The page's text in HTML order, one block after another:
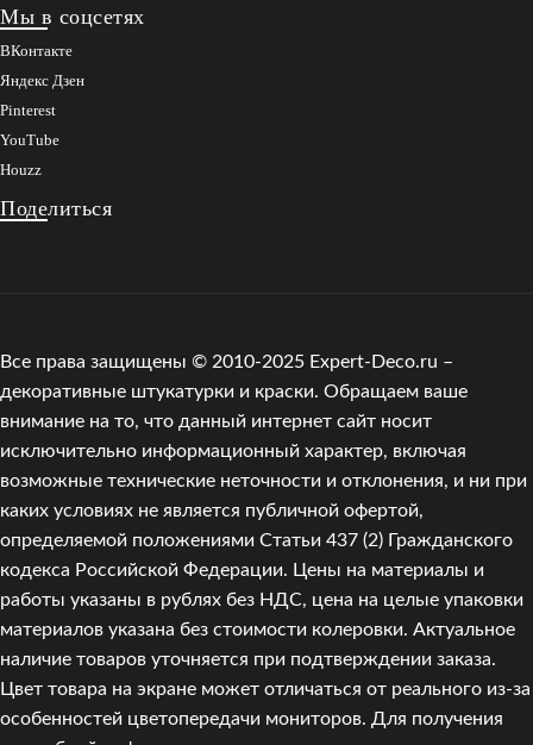
Мы в соцсетях
ВКонтакте
Яндекс Дзен
Pinterest
YouTube
Houzz
Поделиться
Все права защищены © 2010-2025 Expert-Deco.ru –
декоративные штукатурки и краски. Обращаем ваше
внимание на то, что данный интернет сайт носит
исключительно информационный характер, включая
возможные технические неточности и отклонения, и ни при
каких условиях не является публичной офертой,
определяемой положениями Статьи 437 (2) Гражданского
кодекса Российской Федерации. Цены на материалы и
работы указаны в рублях без НДС, цена на целые упаковки
материалов указана без стоимости колеровки. Актуальное
наличие товаров уточняется при подтверждении заказа.
Цвет товара на экране может отличаться от реального из‑за
особенностей цветопередачи мониторов. Для получения